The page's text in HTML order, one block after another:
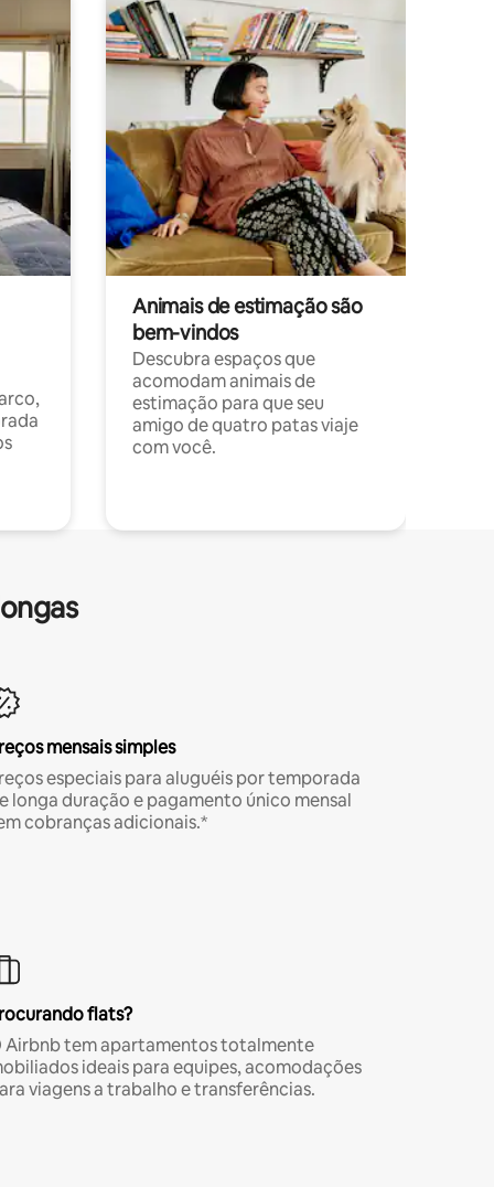
Animais de estimação são
bem-vindos
Descubra espaços que
acomodam animais de
estimação para que seu
amigo de quatro patas viaje
com você.
mensais simples
especiais para aluguéis por temporada
longa duração e pagamento único mensal
cobranças adicionais.*
flats?
Airbnb tem apartamentos totalmente
ideais para equipes, acomodações
viagens a trabalho e transferências.